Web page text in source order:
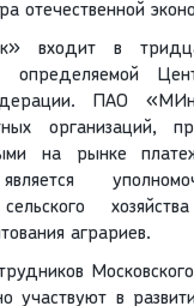
отечественной
входит в
определяемой
ПАО
организаций,
на рынке
аграриев.
участвуют в